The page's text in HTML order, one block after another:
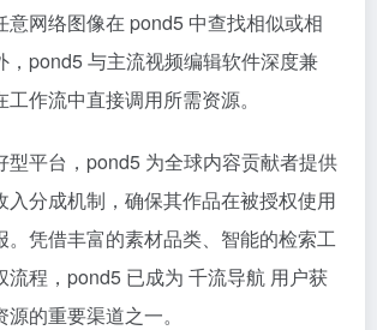
意网络图像在 pond5 中查找相似或相
，pond5 与主流视频编辑软件深度兼
作流中直接调用所需资源。
型平台，pond5 为全球内容贡献者提供
入分成机制，确保其作品在被授权使用
。凭借丰富的素材品类、智能的检索工
流程，pond5 已成为 千流导航 用户获
的重要渠道之一。